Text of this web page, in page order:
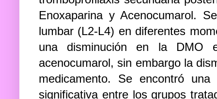
Enoxaparina y Acenocumarol.
lumbar (L2-L4) en diferentes
una disminución en la DMO
acenocumarol, sin embargo la
medicamento. Se encontró
significativa entre los grupos